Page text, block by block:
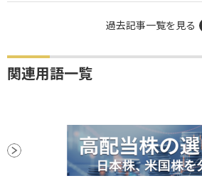
過去記事一覧を見る
関連用語一覧